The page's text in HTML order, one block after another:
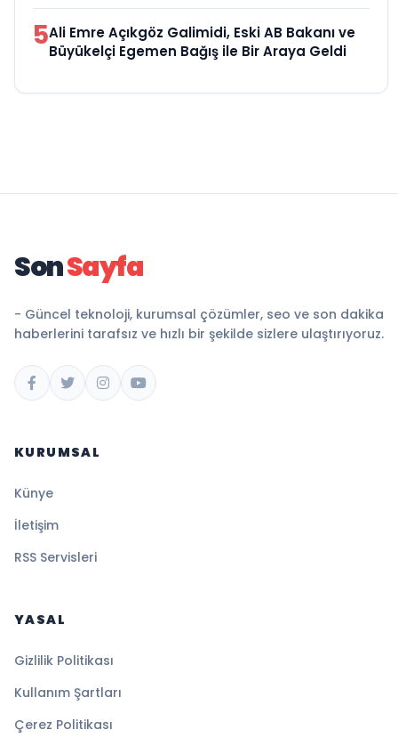
5Ali Emre Açıkgöz Galimidi, Eski AB Bakanı ve
Büyükelçi Egemen Bağış ile Bir Araya Geldi
SonSayfa
- Güncel teknoloji, kurumsal çözümler, seo ve son dakika
haberlerini tarafsız ve hızlı bir şekilde sizlere ulaştırıyoruz.
KURUMSAL
Künye
İletişim
RSS Servisleri
YASAL
Gizlilik Politikası
Kullanım Şartları
Çerez Politikası